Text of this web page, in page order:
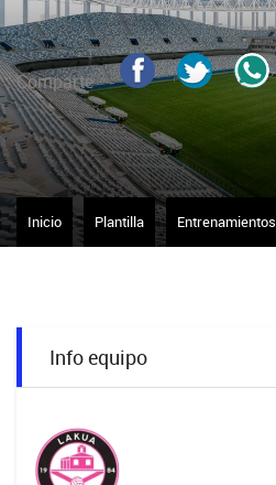
Comparte
Inicio Plantilla Entrenamientos
Info equipo